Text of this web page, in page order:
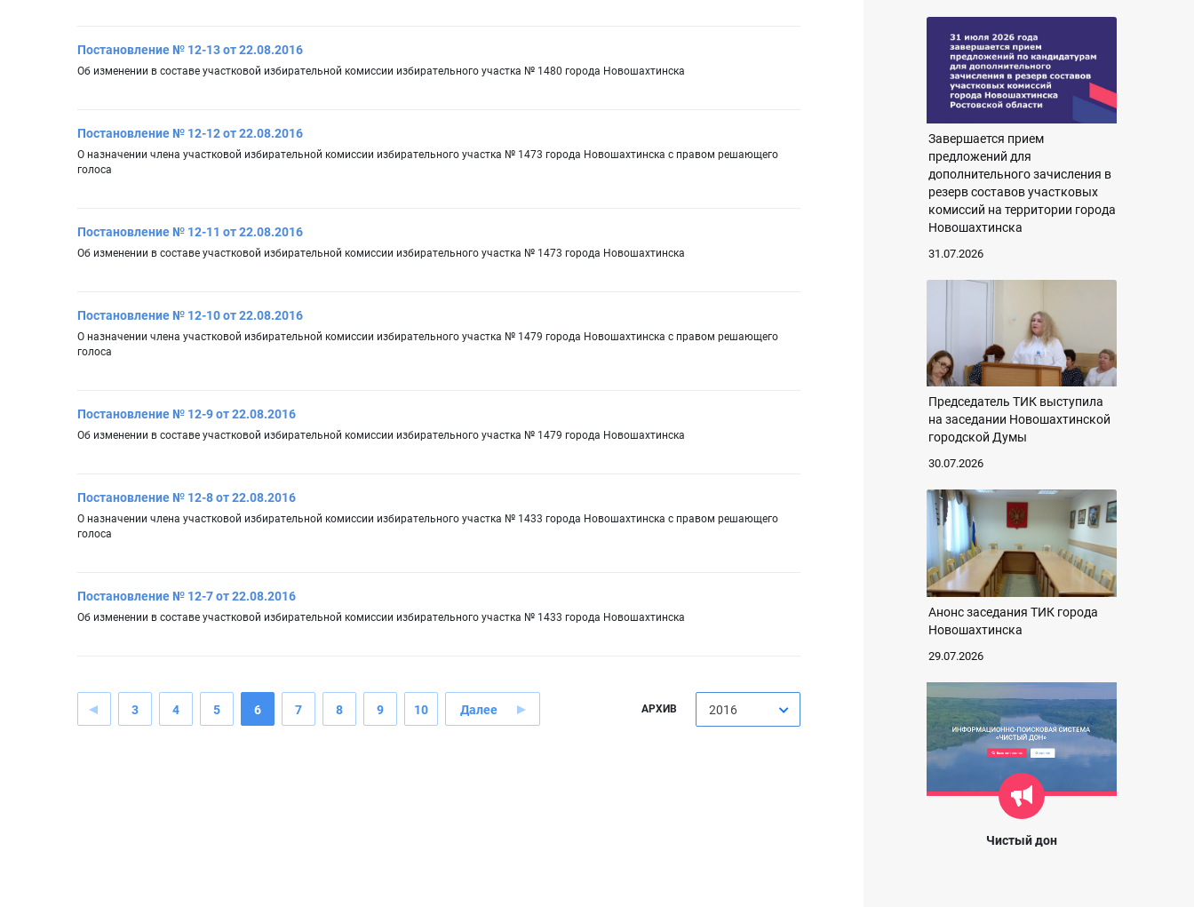
Постановление № 12-13 от 22.08.2016
Об изменении в составе участковой избирательной комиссии избирательного участка № 1480 города Новошахтинска
Постановление № 12-12 от 22.08.2016
О назначении члена участковой избирательной комиссии избирательного участка № 1473 города Новошахтинска с правом решающего
голоса
Постановление № 12-11 от 22.08.2016
Об изменении в составе участковой избирательной комиссии избирательного участка № 1473 города Новошахтинска
Постановление № 12-10 от 22.08.2016
О назначении члена участковой избирательной комиссии избирательного участка № 1479 города Новошахтинска с правом решающего
голоса
Постановление № 12-9 от 22.08.2016
Об изменении в составе участковой избирательной комиссии избирательного участка № 1479 города Новошахтинска
Постановление № 12-8 от 22.08.2016
О назначении члена участковой избирательной комиссии избирательного участка № 1433 города Новошахтинска с правом решающего
голоса
Постановление № 12-7 от 22.08.2016
Об изменении в составе участковой избирательной комиссии избирательного участка № 1433 города Новошахтинска
3 4 5 6 7 8 9 10 Далее АРХИВ 2016
Завершается прием
предложений для
дополнительного зачисления в
резерв составов участковых
комиссий на территории города
Новошахтинска
31.07.2026
Председатель ТИК выступила
на заседании Новошахтинской
городской Думы
30.07.2026
Анонс заседания ТИК города
Новошахтинска
29.07.2026
Чистый дон